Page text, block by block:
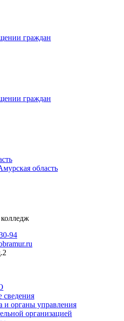
граждан
граждан
область
94
и органы управления
организацией